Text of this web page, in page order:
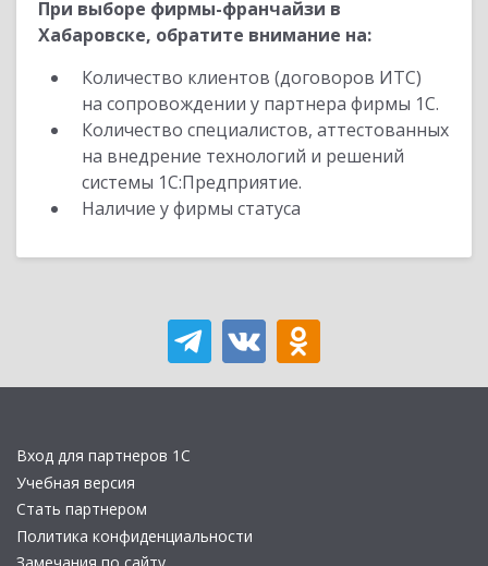
При выборе фирмы-франчайзи в
Хабаровске, обратите внимание на:
Количество клиентов (договоров ИТС)
на сопровождении у партнера фирмы 1С.
Количество специалистов, аттестованных
на внедрение технологий и решений
системы 1С:Предприятие.
Наличие у фирмы статуса
Вход для партнеров 1С
Учебная версия
Стать партнером
Политика конфиденциальности